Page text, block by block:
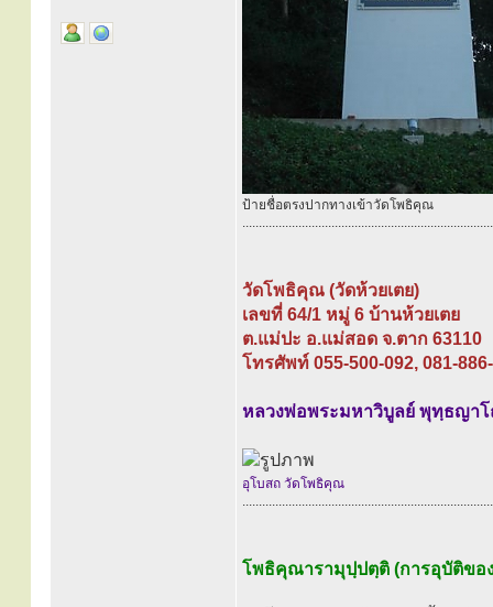
ป้ายชื่อตรงปากทางเข้าวัดโพธิคุณ
............................................................................
วัดโพธิคุณ (วัดห้วยเตย)
เลขที่ 64/1 หมู่ 6 บ้านห้วยเตย
ต.แม่ปะ อ.แม่สอด จ.ตาก 63110
โทรศัพท์ 055-500-092, 081-
หลวงพ่อพระมหาวิบูลย์ พุทฺธญาโ
อุโบสถ วัดโพธิคุณ
............................................................................
โพธิคุณารามุปฺปตฺติ (การอุบัติขอ